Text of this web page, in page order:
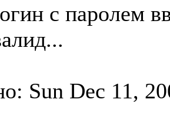
с паролем
Sun Dec 11,